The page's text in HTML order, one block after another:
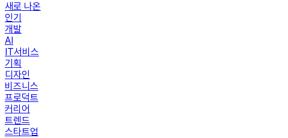
새로 나온
인기
개발
AI
IT서비스
기획
디자인
비즈니스
프로덕트
커리어
트렌드
스타트업